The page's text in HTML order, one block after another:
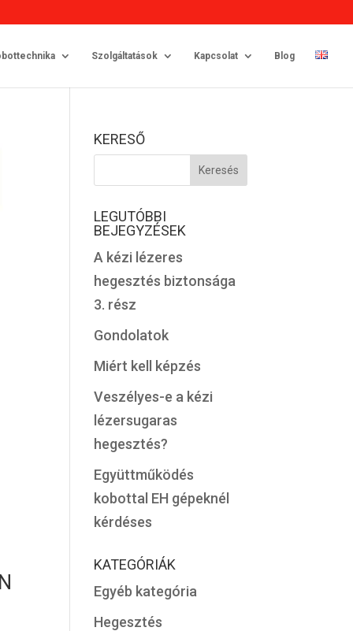
Szolgáltatások Kapcsolat Blog
KERESŐ
LEGUTÓBBI
BEJEGYZÉSEK
A kézi lézeres
hegesztés biztonsága
3. rész
Gondolatok
Miért kell képzés
Veszélyes-e a kézi
lézersugaras
hegesztés?
Együttműködés
kobottal EH gépeknél
kérdéses
KATEGÓRIÁK
Egyéb kategória
Hegesztés